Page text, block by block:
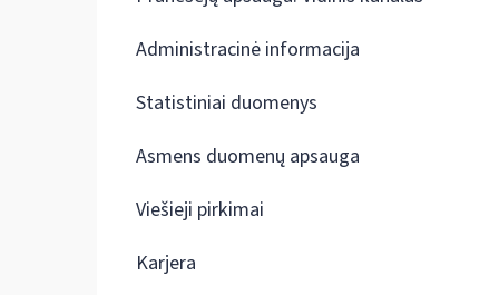
Administracinė informacija
Statistiniai duomenys
Asmens duomenų apsauga
Viešieji pirkimai
Karjera